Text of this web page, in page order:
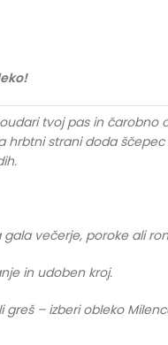
tvoj pas in čarobno
hrbtni strani doda
večerje, poroke ali
in udoben kroj.
– izberi obleko